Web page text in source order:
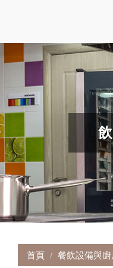
首頁 餐飲設備與